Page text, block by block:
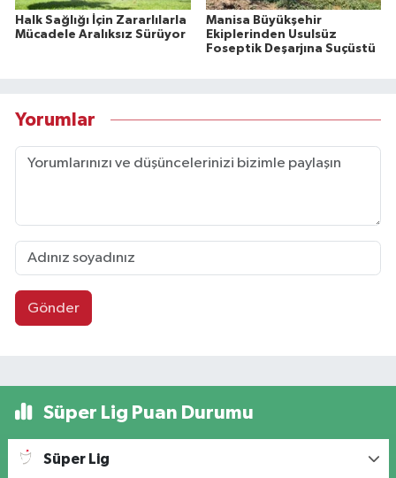
Halk Sağlığı İçin Zararlılarla
Mücadele Aralıksız Sürüyor
Manisa Büyükşehir
Ekiplerinden Usulsüz
Foseptik Deşarjına Suçüstü
Yorumlar
Gönder
Süper Lig Puan Durumu
Süper Lig